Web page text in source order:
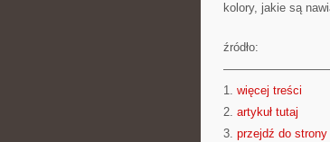
kolory, jakie są
źródło:
1. więcej treści
2. artykuł tutaj
3. przejdź do strony